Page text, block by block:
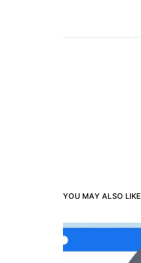
YOU MAY ALSO LIKE